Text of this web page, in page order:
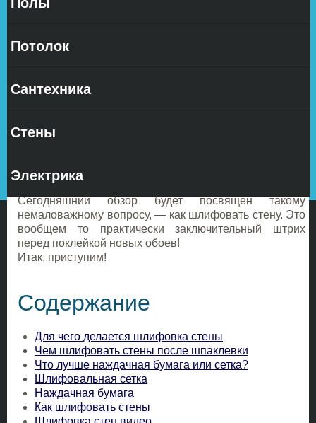
Потолок
Сантехника
Стены
Электрика
В предыдущих материалах мы рассказали,
загрунтовать стены
Сегодняшний обзор будет посвящен такому
немаловажному вопросу, — как шлифовать стену. Это
вообщем то практически заключительный штрих
перед поклейкой новых обоев!
Итак, приступим!
Содержание
Для чего делается шлифовка стены
Чем шлифовать стены после шпаклевки
Что лучше наждачная бумага или сетка?
Шлифовальная сетка
Наждачная бумага
Как шлифовать стены